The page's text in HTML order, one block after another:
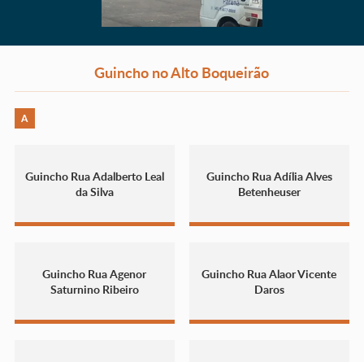
Guincho no Alto Boqueirão
A
Guincho Rua Adalberto Leal
da Silva
Guincho Rua Adília Alves
Betenheuser
Guincho Rua Agenor
Saturnino Ribeiro
Guincho Rua Alaor Vicente
Daros